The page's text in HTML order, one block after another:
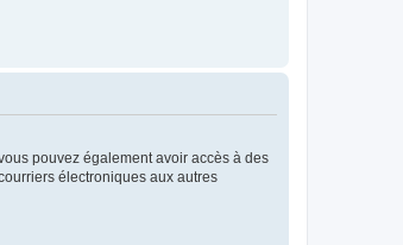
pouvez également avoir accès à des
électroniques aux autres